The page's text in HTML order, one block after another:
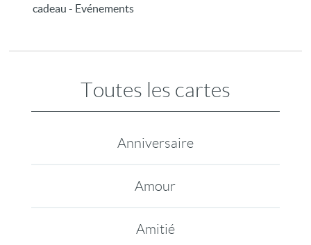
cadeau - Evénements
Toutes les cartes
Anniversaire
Amour
Amitié